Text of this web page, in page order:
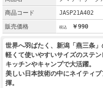
商品コード
JASP21A402
販売価格
￥990
世界へ羽ばたく、新潟「燕三条」
軽くて使いやすいサイズのステン
キッチンやキャンプで大活躍。
美しい日本技術の中にネイティ
揮。